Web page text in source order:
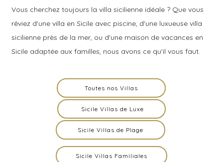
Vous cherchez toujours la villa sicilienne idéale ? Que vous
rêviez d'une villa en Sicile avec piscine, d'une luxueuse villa
sicilienne près de la mer, ou d'une maison de vacances en
Sicile adaptée aux familles, nous avons ce qu'il vous faut.
Toutes nos Villas
Sicile Villas de Luxe
Sicile Villas de Plage
Sicile Villas Familiales